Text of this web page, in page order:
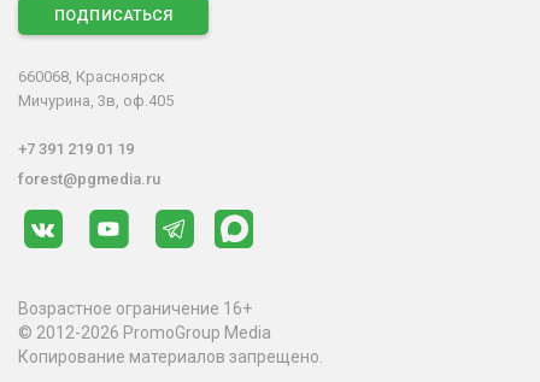
ПОДПИСАТЬСЯ
660068, Красноярск
Мичурина, 3в, оф.405
+7 391 219 01 19
forest@pgmedia.ru
Возрастное ограничение 16+
© 2012-2026 PromoGroup Media
Копирование материалов запрещено.